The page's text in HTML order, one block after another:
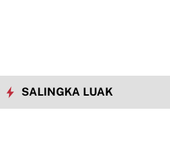
SALINGKA LUAK